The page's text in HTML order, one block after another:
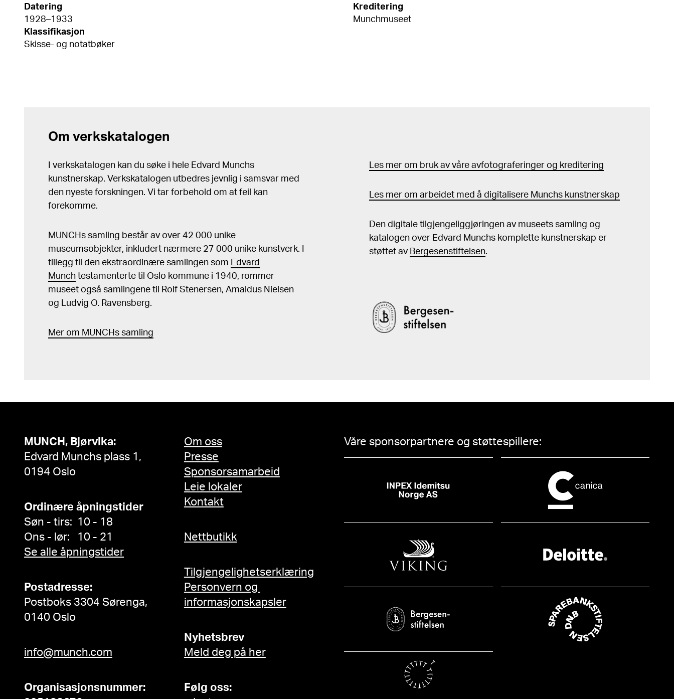
Datering
1928–1933
Klassifikasjon
Skisse- og notatbøker
Kreditering
Munchmuseet
Om verkskatalogen
I verkskatalogen kan du søke i hele Edvard Munchs
kunstnerskap. Verkskatalogen utbedres jevnlig i samsvar med
den nyeste forskningen. Vi tar forbehold om at feil kan
forekomme.
MUNCHs samling består av over 42 000 unike
museumsobjekter, inkludert nærmere 27 000 unike kunstverk. I
tillegg til den ekstraordinære samlingen som Edvard
Munch testamenterte til Oslo kommune i 1940, rommer
museet også samlingene til Rolf Stenersen, Amaldus Nielsen
og Ludvig O. Ravensberg.
Mer om MUNCHs samling
Les mer om bruk av våre avfotograferinger og kreditering
Les mer om arbeidet med å digitalisere Munchs kunstnerskap
Den digitale tilgjengeliggjøringen av museets samling og
katalogen over Edvard Munchs komplette kunstnerskap er
støttet av Bergesenstiftelsen.
MUNCH, Bjørvika:
Edvard Munchs plass 1,
0194 Oslo
Ordinære åpningstider
Søn - tirs: 10 - 18
Ons - lør: 10 - 21
Se alle åpningstider
Postadresse:
Postboks 3304 Sørenga,
0140 Oslo
info@munch.com
Organisasjonsnummer:
Om oss
Presse
Sponsorsamarbeid
Leie lokaler
Kontakt
Nettbutikk
Tilgjengelighetserklæring
Personvern og
informasjonskapsler
Nyhetsbrev
Meld deg på her
Følg oss:
Våre sponsorpartnere og støttespillere: